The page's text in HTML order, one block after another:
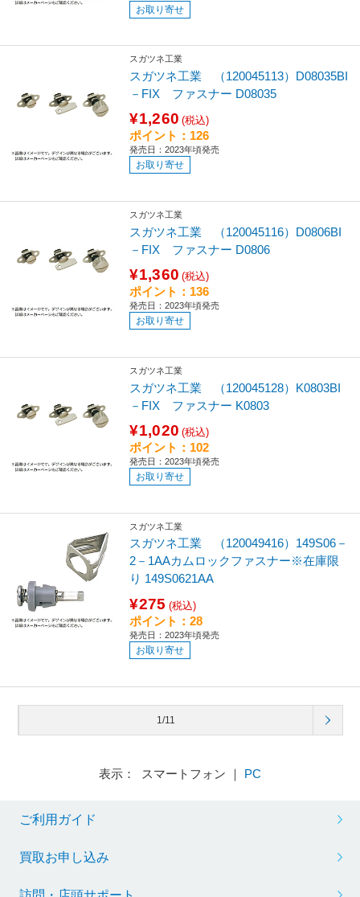
お取り寄せ
スガツネ工業
スガツネ工業 （120045113）D08035BI
－FIX ファスナー D08035
¥1,260 (税込)
ポイント：126
発売日：2023年頃発売
お取り寄せ
スガツネ工業
スガツネ工業 （120045116）D0806BI
－FIX ファスナー D0806
¥1,360 (税込)
ポイント：136
発売日：2023年頃発売
お取り寄せ
スガツネ工業
スガツネ工業 （120045128）K0803BI
－FIX ファスナー K0803
¥1,020 (税込)
ポイント：102
発売日：2023年頃発売
お取り寄せ
スガツネ工業
スガツネ工業 （120049416）149S06－
2－1AAカムロックファスナー※在庫限
り 149S0621AA
¥275 (税込)
ポイント：28
発売日：2023年頃発売
お取り寄せ
1/11
表示： スマートフォン ｜ PC
ご利用ガイド
買取お申し込み